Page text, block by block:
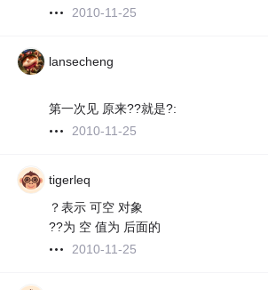
2010-11-25
lansecheng
第一次见 原来??就是?:
2010-11-25
tigerleq
？表示 可空 对象
??为 空 值为 后面的
2010-11-25